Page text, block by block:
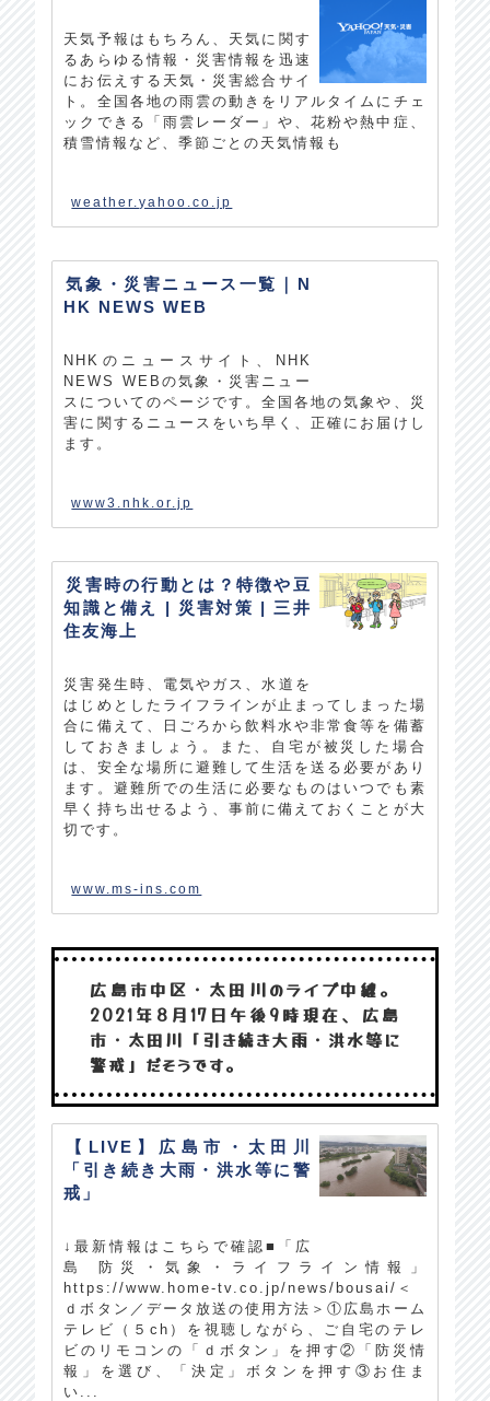
天気予報はもちろん、天気に関す
るあらゆる情報・災害情報を迅速
にお伝えする天気・災害総合サイ
ト。全国各地の雨雲の動きをリアルタイムにチェ
ックできる「雨雲レーダー」や、花粉や熱中症、
積雪情報など、季節ごとの天気情報も
weather.yahoo.co.jp
気象・災害ニュース一覧｜N
HK NEWS WEB
NHKのニュースサイト、NHK
NEWS WEBの気象・災害ニュー
スについてのページです。全国各地の気象や、災
害に関するニュースをいち早く、正確にお届けし
ます。
www3.nhk.or.jp
災害時の行動とは？特徴や豆
知識と備え | 災害対策 | 三井
住友海上
災害発生時、電気やガス、水道を
はじめとしたライフラインが止まってしまった場
合に備えて、日ごろから飲料水や非常食等を備蓄
しておきましょう。また、自宅が被災した場合
は、安全な場所に避難して生活を送る必要があり
ます。避難所での生活に必要なものはいつでも素
早く持ち出せるよう、事前に備えておくことが大
切です。
www.ms-ins.com
広島市中区・太田川のライブ中継。
2021年8月17日午後9時現在、広島
市・太田川「引き続き大雨・洪水等に
警戒」だそうです。
【LIVE】広島市・太田川
「引き続き大雨・洪水等に警
戒」
↓最新情報はこちらで確認■「広
島 防災・気象・ライフライン情報」
https://www.home-tv.co.jp/news/bousai/＜
ｄボタン／データ放送の使用方法＞①広島ホーム
テレビ（５ch）を視聴しながら、ご自宅のテレ
ビのリモコンの「ｄボタン」を押す②「防災情
報」を選び、「決定」ボタンを押す③お住ま
い...